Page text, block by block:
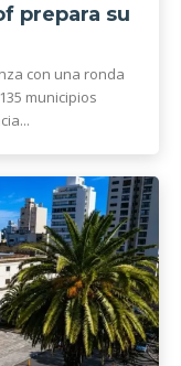
prepara su
con una ronda
municipios